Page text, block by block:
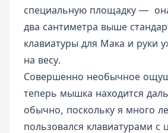
специальную площадку —
два сантиметра выше
клавиатуры для Мака и руки
на весу.
Совершенно необычное
теперь мышка находится
обычно, поскольку я много
пользовался клавиатурами с